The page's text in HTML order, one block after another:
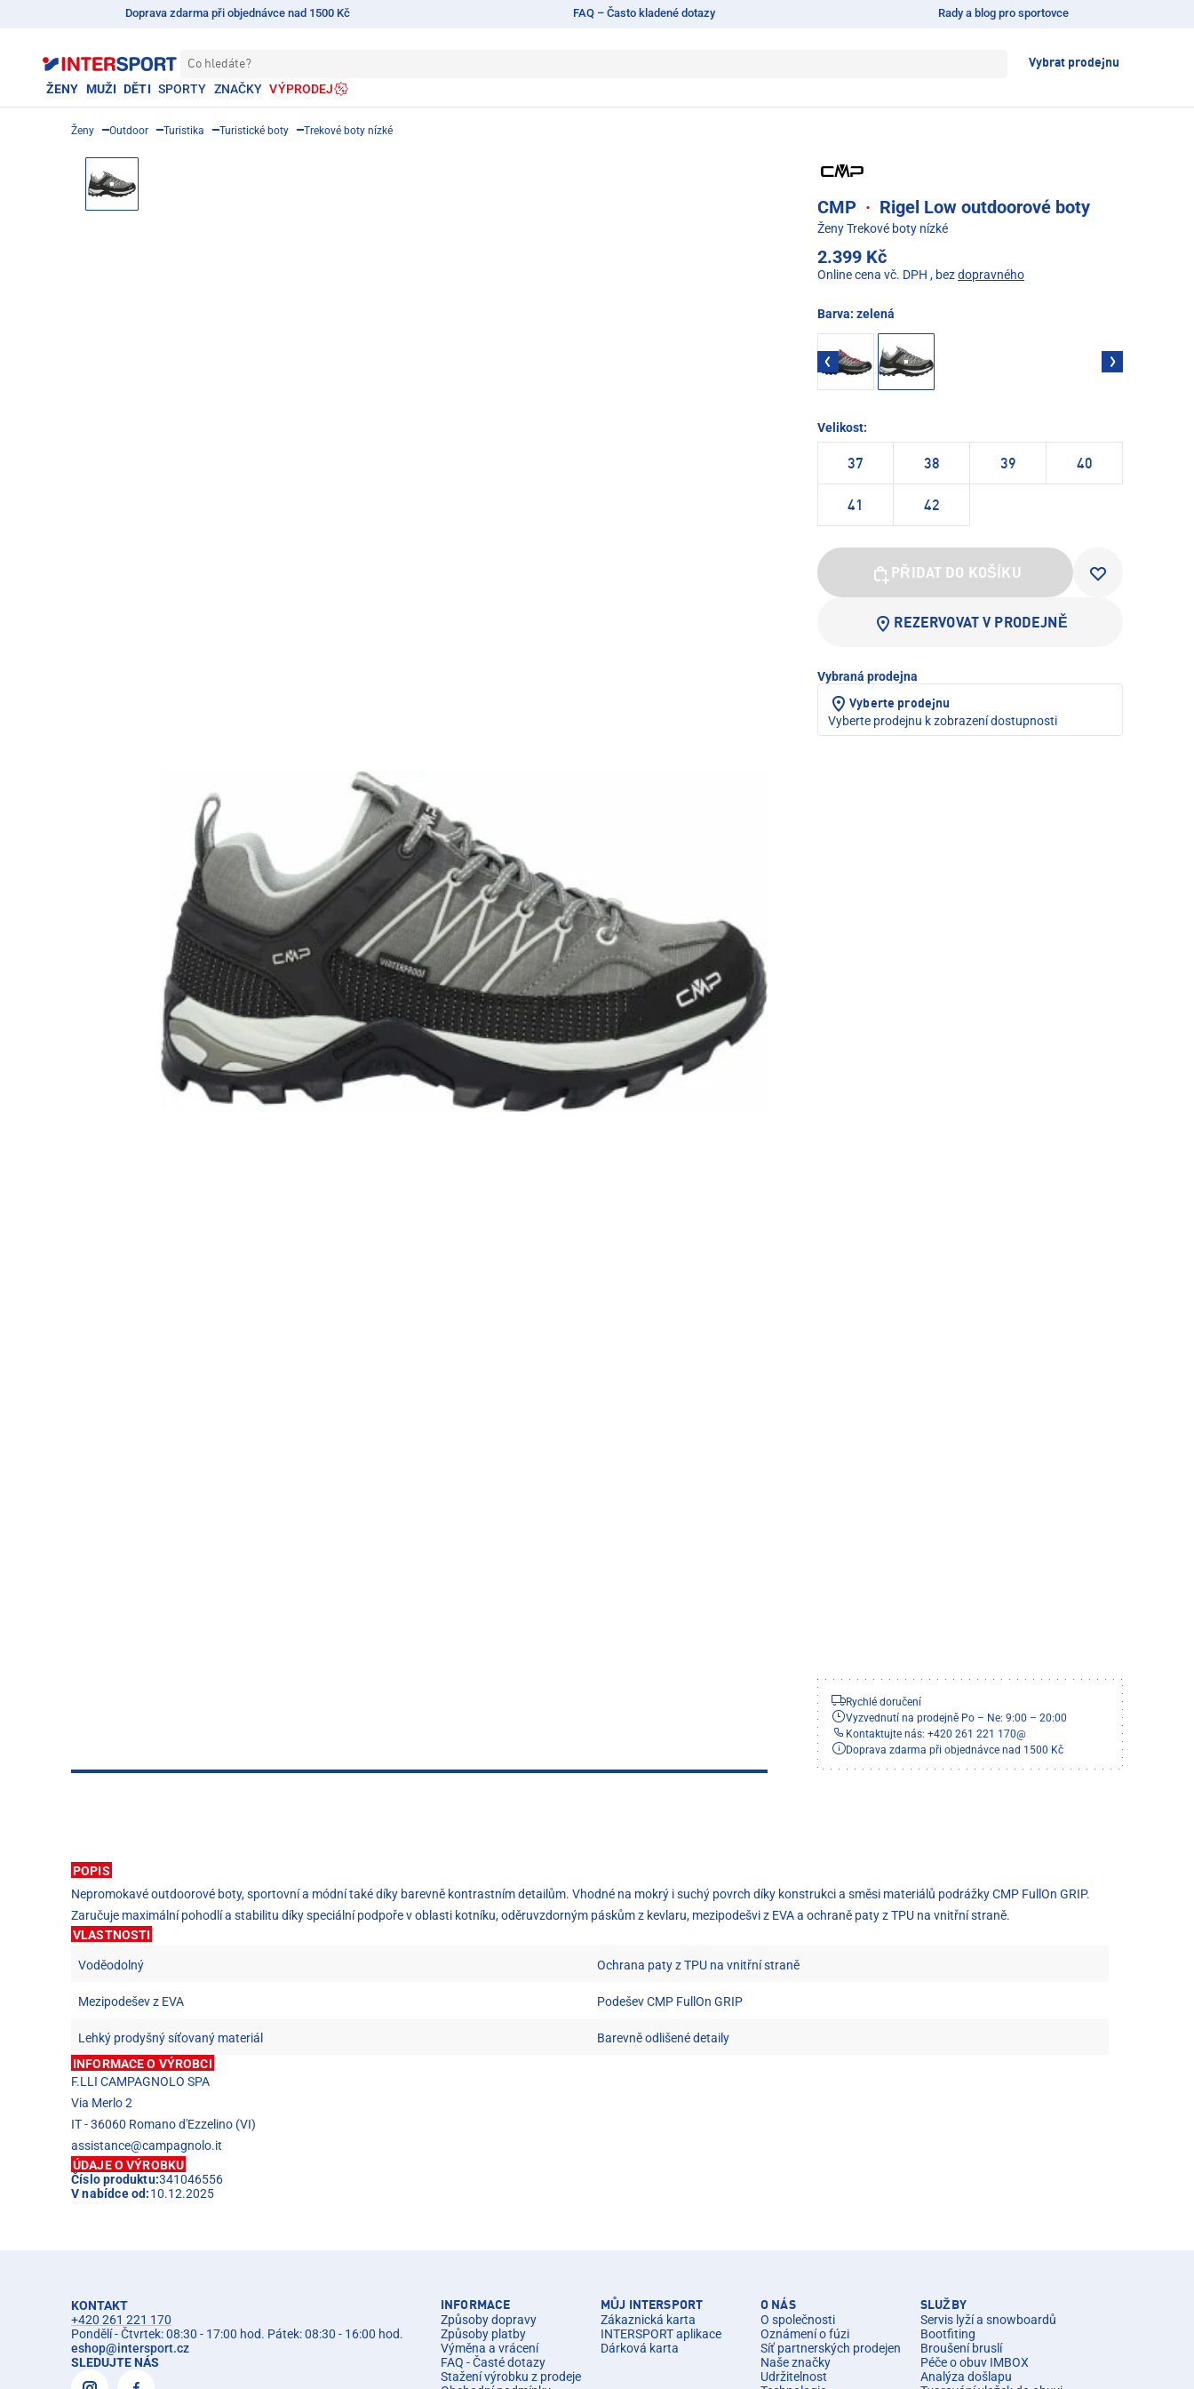
Doprava zdarma při objednávce nad 1500 Kč FAQ – Často kladené dotazy Rady a blog pro sportovce
Co hledáte? Vybrat prodejnu
ŽENY MUŽI DĚTI SPORTY ZNAČKY VÝPRODEJ
Ženy Outdoor Turistika Turistické boty Trekové boty nízké
CMP · Rigel Low outdoorové boty
Ženy Trekové boty nízké
2.399 Kč
Online cena vč. DPH , bezdopravného
Barva: zelená
Velikost:
37 38 39 40
41 42
PŘIDAT DO KOŠÍKU
REZERVOVAT V PRODEJNĚ
Vybraná prodejna
Vyberte prodejnu
Vyberte prodejnu k zobrazení dostupnosti
Rychlé doručení
Vyzvednutí na prodejně Po – Ne: 9:00 – 20:00
Kontaktujte nás: +420 261 221 170@
Doprava zdarma při objednávce nad 1500 Kč
POPIS
Nepromokavé outdoorové boty, sportovní a módní také díky barevně kontrastním detailům. Vhodné na mokrý i suchý povrch díky konstrukci a směsi materiálů podrážky CMP FullOn GRIP.
Zaručuje maximální pohodlí a stabilitu díky speciální podpoře v oblasti kotníku, oděruvzdorným páskům z kevlaru, mezipodešvi z EVA a ochraně paty z TPU na vnitřní straně.
VLASTNOSTI
Voděodolný Ochrana paty z TPU na vnitřní straně
Mezipodešev z EVA Podešev CMP FullOn GRIP
Lehký prodyšný síťovaný materiál
Barevně odlišené detaily
INFORMACE O VÝROBCI
F.LLI CAMPAGNOLO SPA
Via Merlo 2
IT - 36060 Romano d'Ezzelino (VI)
assistance@campagnolo.it
ÚDAJE O VÝROBKU
Číslo produktu:341046556
V nabídce od:10.12.2025
KONTAKT
+420 261 221 170
Pondělí - Čtvrtek: 08:30 - 17:00 hod. Pátek: 08:30 - 16:00 hod.
eshop@intersport.cz
SLEDUJTE NÁS
INFORMACE
Způsoby dopravy
Způsoby platby
Výměna a vrácení
FAQ - Časté dotazy
Stažení výrobku z prodeje
MŮJ INTERSPORT
Zákaznická karta
INTERSPORT aplikace
Dárková karta
O NÁS
O společnosti
Oznámení o fúzi
Síť partnerských prodejen
Naše značky
Udržitelnost
SLUŽBY
Servis lyží a snowboardů
Bootfiting
Broušení bruslí
Péče o obuv IMBOX
Analýza došlapu